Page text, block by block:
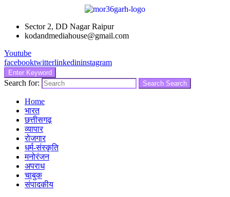
Sector 2, DD Nagar Raipur
kodandmediahouse@gmail.com
Youtube
facebooktwitterlinkedininstagram
Enter Keyword
Search for: Search Search
Home
भारत
छत्तीसगढ़
व्यापार
रोजगार
धर्म-संस्कृति
मनोरंजन
अपराध
चाबुक
संपादकीय